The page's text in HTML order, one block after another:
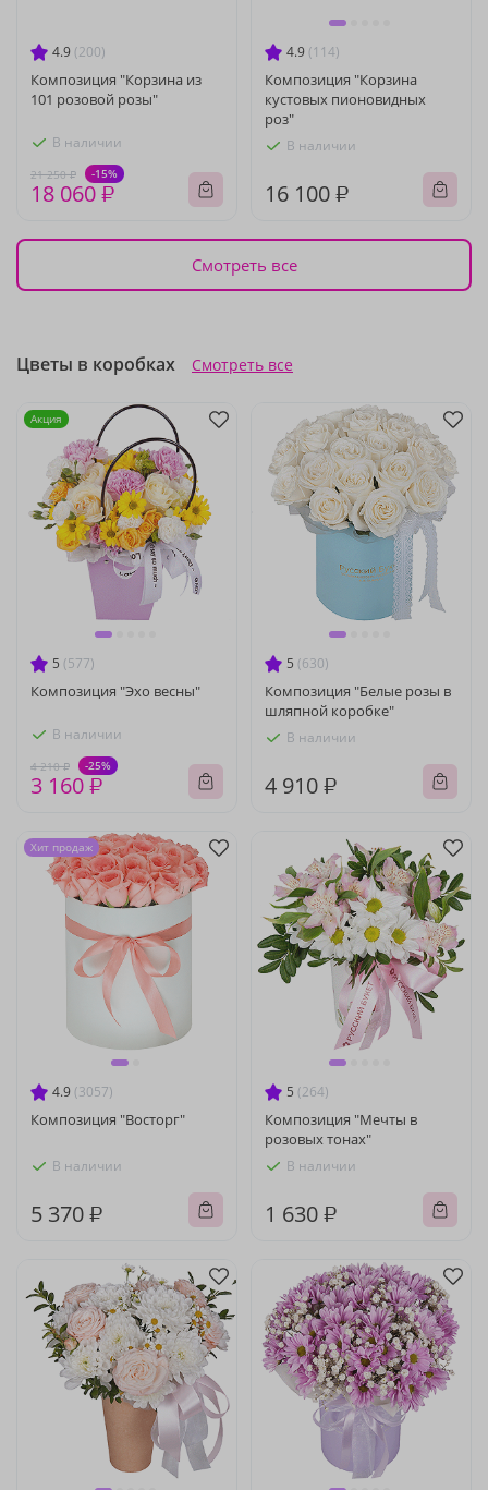
4.9 (200)
Композиция "Корзина из
101 розовой розы"
В наличии
21 250 ₽ -15%
18 060 ₽
4.9 (114)
Композиция "Корзина
кустовых пионовидных
роз"
В наличии
16 100 ₽
Смотреть все
Цветы в коробках Смотреть все
5 (577)
Композиция "Эхо весны"
В наличии
4 210 ₽ -25%
3 160 ₽
Акция
5 (630)
Композиция "Белые розы в
шляпной коробке"
В наличии
4 910 ₽
4.9 (3057)
Композиция "Восторг"
В наличии
5 370 ₽
Хит продаж
5 (264)
Композиция "Мечты в
розовых тонах"
В наличии
1 630 ₽